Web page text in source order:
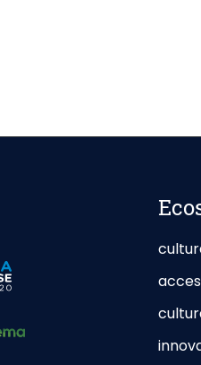
in nuova scheda
in nuova scheda